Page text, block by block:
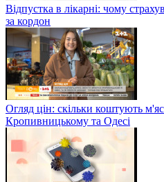
Відпустка в лікарні: чому
за кордон
Огляд цін: скільки коштують
Кропивницькому та Одесі